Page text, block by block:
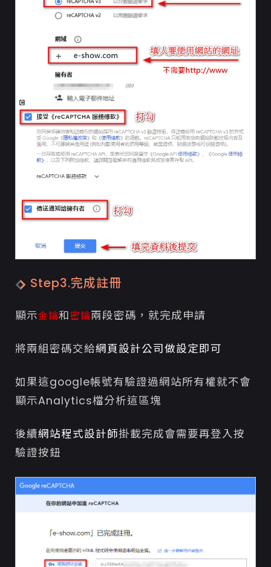
Step3.完成註冊
顯示金鑰和密鑰兩段密碼，就完成申請
將兩組密碼交給網頁設計公司做設定即可
如果這google帳號有驗證過網站所有權就不會
顯示Analytics檔分析這區塊
後續網站程式設計師掛載完成會需要再登入按
驗證按鈕